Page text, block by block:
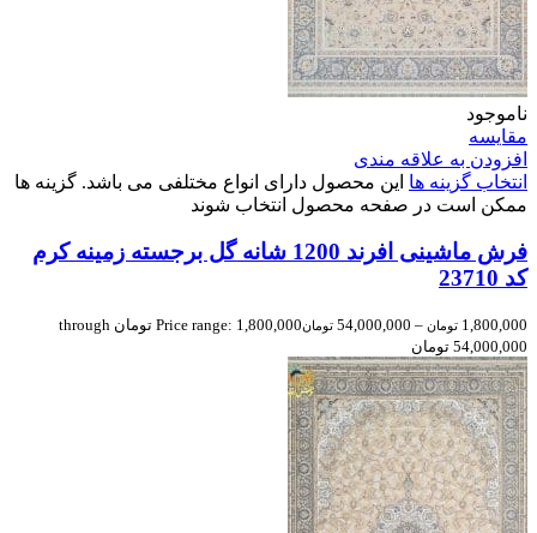
ناموجود
مقایسه
افزودن به علاقه مندی
انتخاب گزینه ها این محصول دارای انواع مختلفی می باشد. گزینه ها
ممکن است در صفحه محصول انتخاب شوند
فرش ماشینی افرند 1200 شانه گل برجسته زمینه کرم
کد 23710
1,800,000 تومان –
54,000,000 تومان
Price range: 1,800,000 تومان through
54,000,000 تومان